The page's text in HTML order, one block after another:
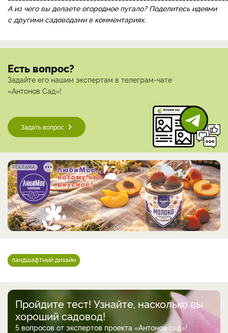
А из чего вы делаете огородное пугало? Поделитесь идеями
с другими садоводами в комментариях.
Есть вопрос?
Задайте его нашим экспертам в телеграм-чате
«Антонов Сад»!
Задать вопрос
РЕКЛАМА
ландшафтный дизайн
Пройдите тест! Узнайте, насколько вы
хороший садовод!
5 вопросов от экспертов проекта «Антонов сад»!